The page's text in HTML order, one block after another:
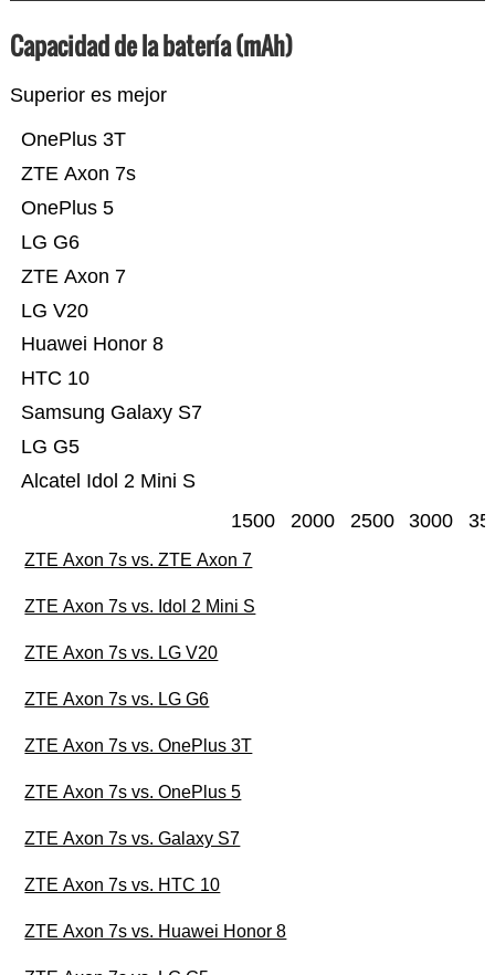
Capacidad de la batería (mAh)
Superior es mejor
Alcatel Idol 2 Mini S
LG G5
Samsung Galaxy S7
HTC 10
Huawei Honor 8
LG V20
ZTE Axon 7
LG G6
OnePlus 5
ZTE Axon 7s
OnePlus 3T
1500 2000 2500 3000
ZTE Axon 7s vs. ZTE Axon 7
ZTE Axon 7s vs. Idol 2 Mini S
ZTE Axon 7s vs. LG V20
ZTE Axon 7s vs. LG G6
ZTE Axon 7s vs. OnePlus 3T
ZTE Axon 7s vs. OnePlus 5
ZTE Axon 7s vs. Galaxy S7
ZTE Axon 7s vs. HTC 10
ZTE Axon 7s vs. Huawei Honor 8